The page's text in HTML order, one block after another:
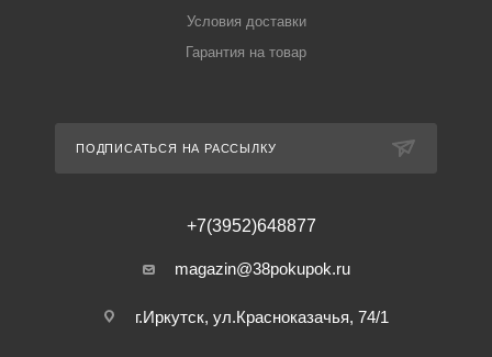
Условия доставки
Гарантия на товар
ПОДПИСАТЬСЯ НА РАССЫЛКУ
+7(3952)648877
magazin@38pokupok.ru
г.Иркутск, ул.Красноказачья, 74/1